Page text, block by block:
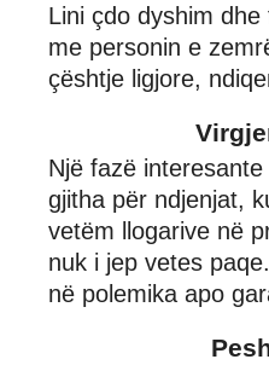
Lini çdo dyshim
me personin e
çështje ligjore,
Një fazë
gjitha për ndjenjat,
vetëm llogarive në
nuk i jep vetes
në polemika apo